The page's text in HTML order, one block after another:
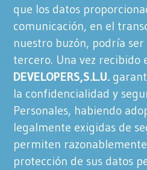
que los datos
comunicación, en el
nuestro buzón, podría
tercero. Una vez recibido
DEVELOPERS,S.L.U.
la confidencialidad y
Personales, habiendo
legalmente exigidas de
permiten
protección de sus datos